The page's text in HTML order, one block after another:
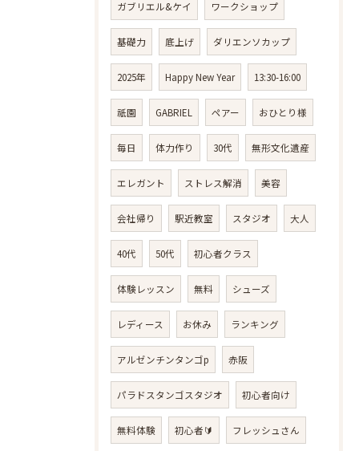
ガブリエル&ケイ ワークショップ
基礎力 底上げ ダリエンソカップ
2025年 Happy New Year 13:30-16:00
祇園 GABRIEL ペアー おひとり様
毎日 体力作り 30代 無形文化遺産
エレガント ストレス解消 美容
会社帰り 駅近教室 スタジオ 大人
40代 50代 初心者クラス
体験レッスン 無料 シューズ
レディース お休み ランキング
アルゼンチンタンゴp 赤阪
パラドスタンゴスタジオ 初心者向け
無料体験 初心者🔰 フレッシュさん